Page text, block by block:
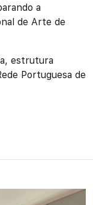
a
de Arte de
estrutura
Portuguesa de